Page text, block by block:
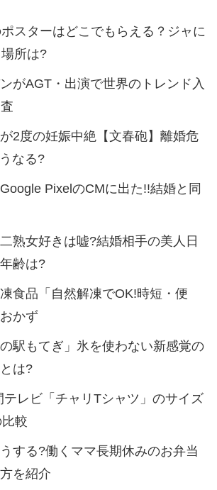
スターはどこでもらえる？ジャに
所は?
がAGT・出演で世界のトレンド入
2度の妊娠中絶【文春砲】離婚危
なる?
PixelのCMに出た!!結婚と同
熟女好きは嘘?結婚相手の美人日
齢は?
食品「自然解凍でOK!時短・便
かず
駅もてぎ」氷を使わない新感覚の
は?
テレビ「チャリTシャツ」のサイズ
較
する?働くママ長期休みのお弁当
を紹介